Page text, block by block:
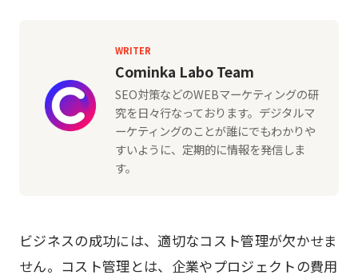
WRITER
Cominka Labo Team
SEO対策などのWEBマーケティングの研
究を日々行なっております。デジタルマ
ーケティングのことが誰にでもわかりや
すいように、定期的に情報を発信しま
す。
ビジネスの成功には、適切なコスト管理が欠かせま
せん。コスト管理とは、企業やプロジェクトの費用